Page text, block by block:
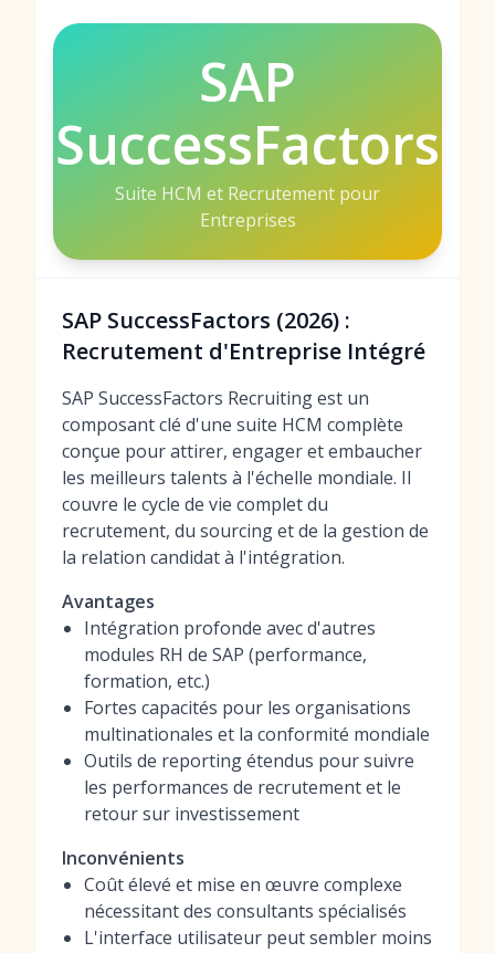
SAP
SuccessFactors
Suite HCM et Recrutement pour
Entreprises
SAP SuccessFactors (2026) :
Recrutement d'Entreprise Intégré
SAP SuccessFactors Recruiting est un
composant clé d'une suite HCM complète
conçue pour attirer, engager et embaucher
les meilleurs talents à l'échelle mondiale. Il
couvre le cycle de vie complet du
recrutement, du sourcing et de la gestion de
la relation candidat à l'intégration.
Avantages
Intégration profonde avec d'autres
modules RH de SAP (performance,
formation, etc.)
Fortes capacités pour les organisations
multinationales et la conformité mondiale
Outils de reporting étendus pour suivre
les performances de recrutement et le
retour sur investissement
Inconvénients
Coût élevé et mise en œuvre complexe
nécessitant des consultants spécialisés
L'interface utilisateur peut sembler moins